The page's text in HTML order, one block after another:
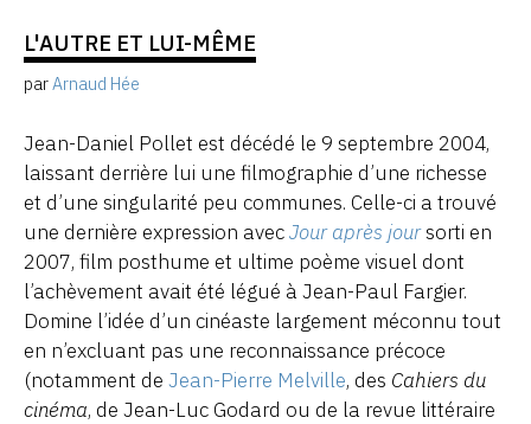
L'AUTRE ET LUI-MÊME
par Arnaud Hée
Jean-Daniel Pollet est décédé le 9 septembre 2004,
laissant derrière lui une filmographie d’une richesse
et d’une singularité peu communes. Celle-ci a trouvé
une dernière expression avecJour après joursorti en
2007, film posthume et ultime poème visuel dont
l’achèvement avait été légué à Jean-Paul Fargier.
Domine l’idée d’un cinéaste largement méconnu tout
en n’excluant pas une reconnaissance précoce
(notamment de Jean-Pierre Melville, des Cahiers du
cinéma, de Jean-Luc Godard ou de la revue littéraire